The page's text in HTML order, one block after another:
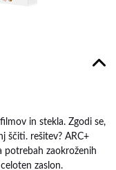
in stekla. Zgodi se,
ščiti. rešitev? ARC+
potrebah zaokroženih
zaslon.